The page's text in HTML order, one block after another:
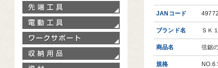
JANコード
ブランド名 ＳＫ
商品名 弦鋸
規格 NO.6